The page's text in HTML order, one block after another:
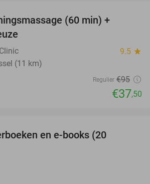
(60 min) +
9.5 star
(11 km)
Regulier €95
€37,50
en e-books (20